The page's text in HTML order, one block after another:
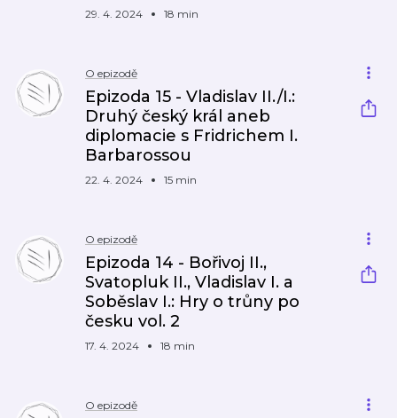
29. 4. 2024 18 min
O epizodě
Epizoda 15 - Vladislav II./I.:
Druhý český král aneb
diplomacie s Fridrichem I.
Barbarossou
22. 4. 2024 15 min
O epizodě
Epizoda 14 - Bořivoj II.,
Svatopluk II., Vladislav I. a
Soběslav I.: Hry o trůny po
česku vol. 2
17. 4. 2024 18 min
O epizodě